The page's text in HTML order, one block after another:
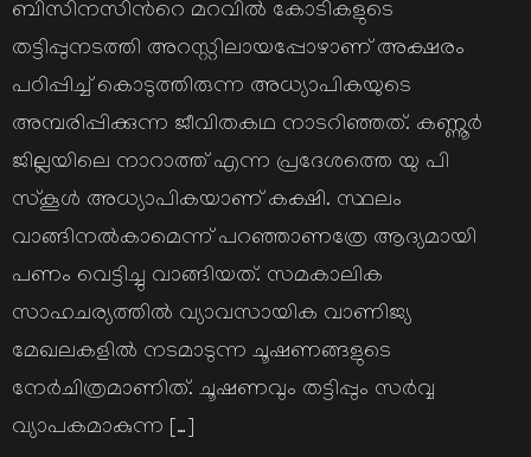
ബിസിനസിന്‍റെ മറവില്‍ കോടികളുടെ
തട്ടിപ്പുനടത്തി അറസ്റ്റിലായപ്പോഴാണ് അക്ഷരം
പഠിപ്പിച്ച് കൊടുത്തിരുന്ന അധ്യാപികയുടെ
അമ്പരിപ്പിക്കുന്ന ജീവിതകഥ നാടറിഞ്ഞത്. കണ്ണൂര്‍
ജില്ലയിലെ നാറാത്ത് എന്ന പ്രദേശത്തെ യു പി
സ്കൂള്‍ അധ്യാപികയാണ് കക്ഷി. സ്ഥലം
വാങ്ങിനല്‍കാമെന്ന് പറഞ്ഞാണത്രേ ആദ്യമായി
പണം വെട്ടിച്ചു വാങ്ങിയത്. സമകാലിക
സാഹചര്യത്തില്‍ വ്യാവസായിക വാണിജ്യ
മേഖലകളില്‍ നടമാടുന്ന ചൂഷണങ്ങളുടെ
നേര്‍ചിത്രമാണിത്. ചൂഷണവും തട്ടിപ്പും സര്‍വ്വ
വ്യാപകമാകുന്ന […]